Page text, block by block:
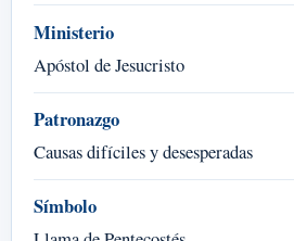
Ministerio
Apóstol de Jesucristo
Patronazgo
Causas difíciles y desesperadas
Símbolo